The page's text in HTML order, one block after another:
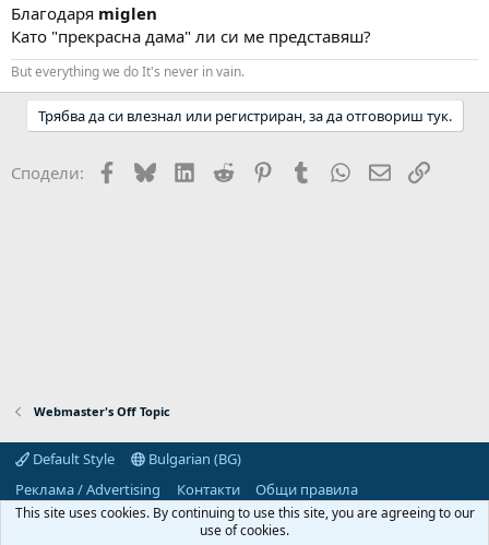
Благодаря miglen
Като "прекрасна дама" ли си ме представяш?
But everything we do It's never in vain.
Трябва да си влезнал или регистриран, за да отговориш тук.
Сподели: Facebook
BlueskyLinkedIn
Reddit PinterestTumblr WhatsApp
EmailLink
Webmaster's Off Topic
Default Style
Bulgarian (BG)
Реклама / Advertising
Контакти
Общи правила
Декларация за поверителност
Помощ Начало
R
S
This site uses cookies. By continuing to use this site, you are agreeing to our
use of cookies.